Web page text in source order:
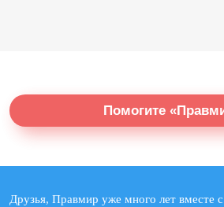
Помогите
Друзья, Правмир уже много лет вместе